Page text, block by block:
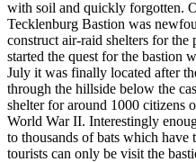
with soil and quickly forgotten.
Tecklenburg Bastion was
construct air-raid shelters for
started the quest for the bastion
July it was finally located after
through the hillside below the
shelter for around 1000 citizens
World War II. Interestingly
to thousands of bats which have
tourists can only be visit the